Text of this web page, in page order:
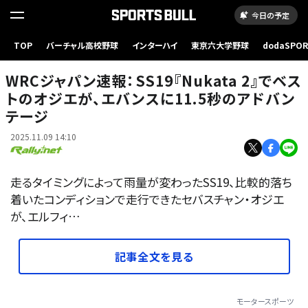
今日の予定
TOP バーチャル高校野球 インターハイ 東京六大学野球
Hiroaki Ibuki
WRCジャパン速報：SS19『Nukata 2』でベス
トのオジエが、エバンスに11.5秒のアドバン
テージ
2025.11.09 14:10
走るタイミングによって雨量が変わったSS19、比較的落ち
着いたコンディションで走行できたセバスチャン・オジエ
が、エルフィ…
記事全文を見る
モータースポーツ